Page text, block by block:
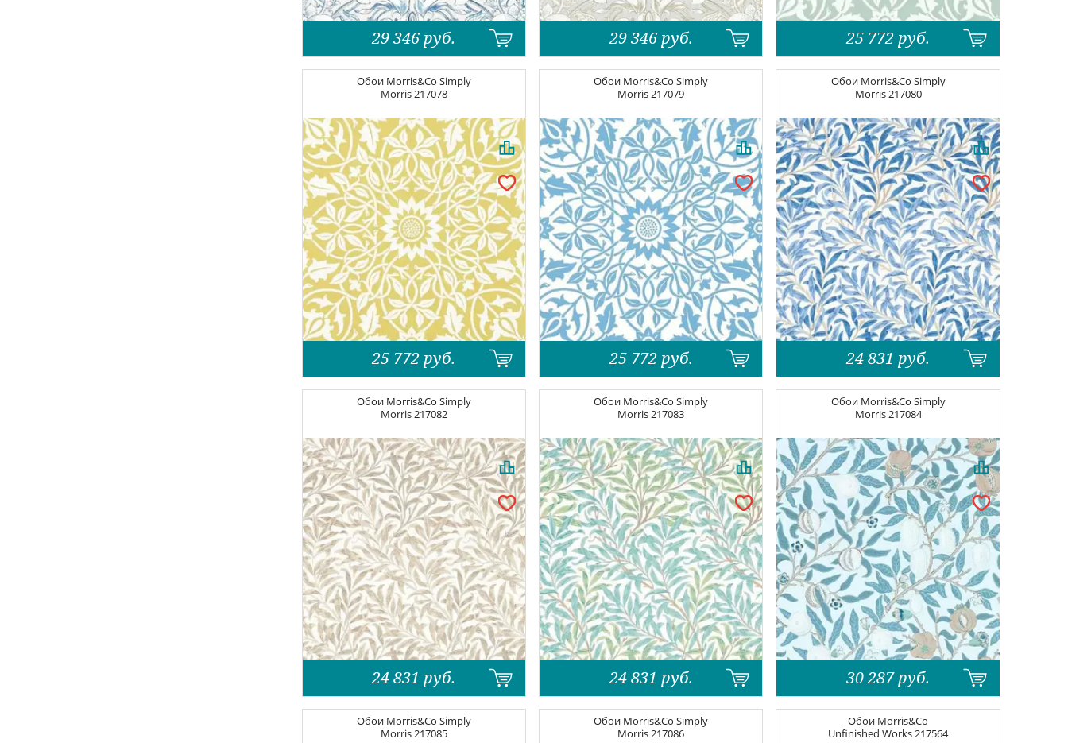
29 346 руб. 29 346 руб. 25 772 руб.
Обои Morris&Co Simply
Morris217078
25 772 руб.
Обои Morris&Co Simply
Morris217079
25 772 руб.
Обои Morris&Co Simply
Morris217080
24 831 руб.
Обои Morris&Co Simply
Morris217082
24 831 руб.
Обои Morris&Co Simply
Morris217083
24 831 руб.
Обои Morris&Co Simply
Morris217084
30 287 руб.
Обои Morris&Co Simply
Morris217085
Обои Morris&Co Simply
Morris217086
Обои Morris&Co
Unfinished Works217564